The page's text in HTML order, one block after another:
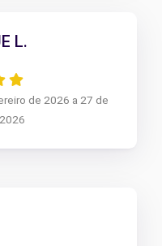
L.
de 2026 a 27 de